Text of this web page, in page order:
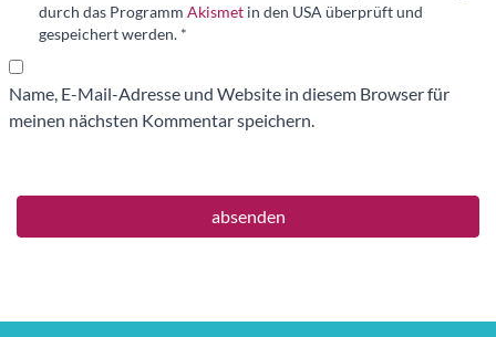
durch das Programm Akismet in den USA überprüft und
gespeichert werden. *
Name, E-Mail-Adresse und Website in diesem Browser für
meinen nächsten Kommentar speichern.